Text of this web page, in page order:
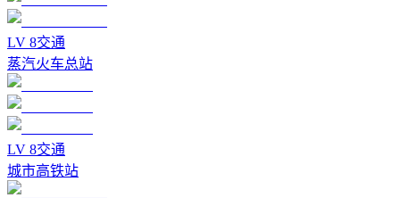
LV 8交通
蒸汽火车总站
LV 8交通
城市高铁站